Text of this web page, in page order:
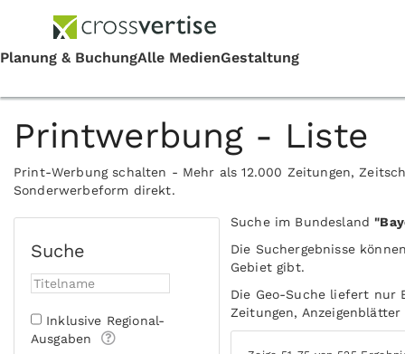
Printwerbung - Liste
Print-Werbung schalten - Mehr als 12.000 Zeitungen,
Sonderwerbeform direkt.
Suche
Inklusive Regional-
Ausgaben
Suche im Bundesland
Die Suchergebnisse
Gebiet gibt.
Die Geo-Suche liefert nur
Zeitungen,